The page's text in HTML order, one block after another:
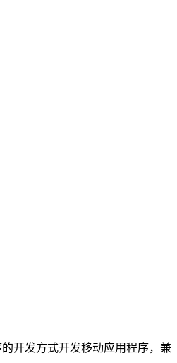
开发方式开发移动应用程序，兼